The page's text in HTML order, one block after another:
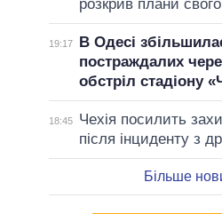
розкрив плани свого
19:17
В Одесі
постраждалих
обстріл стадіону
18:45
Чехія посилить
після інциденту з
Більше